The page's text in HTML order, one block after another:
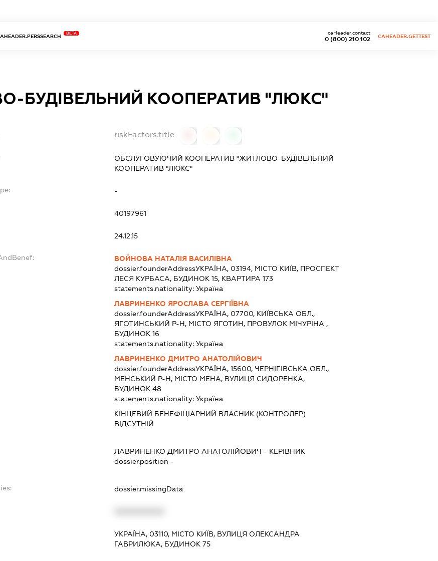
BETA
0 (800) 210 102
caHeader.contact
CAHEADER.GETTEST
БУДІВЕЛЬНИЙ КООПЕРАТИВ "ЛЮКС"
riskFactors.title
ОБСЛУГОВУЮЧИЙ КООПЕРАТИВ "ЖИТЛОВО-БУДІВЕЛЬНИЙ
КООПЕРАТИВ "ЛЮКС"
-
40197961
24.12.15
ВОЙНОВА НАТАЛІЯ ВАСИЛІВНА
dossier.founderAddressУКРАЇНА, 03194, МІСТО КИЇВ, ПРОСПЕКТ
ЛЕСЯ КУРБАСА, БУДИНОК 15, КВАРТИРА 173
statements.nationality: Україна
ЛАВРИНЕНКО ЯРОСЛАВА СЕРГІЇВНА
dossier.founderAddressУКРАЇНА, 07700, КИЇВСЬКА ОБЛ.,
ЯГОТИНСЬКИЙ Р-Н, МІСТО ЯГОТИН, ПРОВУЛОК МІЧУРІНА ,
БУДИНОК 16
statements.nationality: Україна
ЛАВРИНЕНКО ДМИТРО АНАТОЛІЙОВИЧ
dossier.founderAddressУКРАЇНА, 15600, ЧЕРНІГІВСЬКА ОБЛ.,
МЕНСЬКИЙ Р-Н, МІСТО МЕНА, ВУЛИЦЯ СИДОРЕНКА,
БУДИНОК 48
statements.nationality: Україна
КІНЦЕВИЙ БЕНЕФІЦІАРНИЙ ВЛАСНИК (КОНТРОЛЕР)
ВІДСУТНІЙ
ЛАВРИНЕНКО ДМИТРО АНАТОЛІЙОВИЧ - КЕРІВНИК
dossier.position -
dossier.missingData
УКРАЇНА, 03110, МІСТО КИЇВ, ВУЛИЦЯ ОЛЕКСАНДРА
ГАВРИЛЮКА, БУДИНОК 75